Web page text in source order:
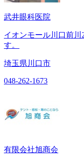
武井眼科医院
イオンモール川口前
す。
埼玉県川口市
048-262-1673
有限会社旭商会